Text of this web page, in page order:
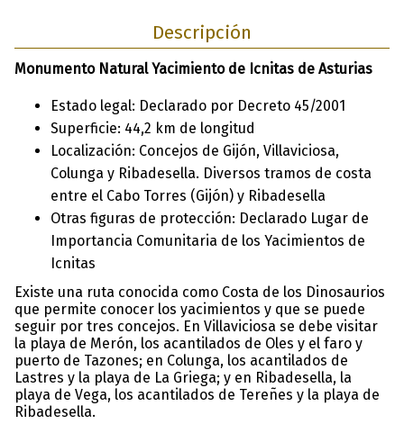
Descripción
Monumento Natural Yacimiento de Icnitas de Asturias
Estado legal: Declarado por Decreto 45/2001
Superficie: 44,2 km de longitud
Localización: Concejos de Gijón, Villaviciosa,
Colunga y Ribadesella. Diversos tramos de costa
entre el Cabo Torres (Gijón) y Ribadesella
Otras figuras de protección: Declarado Lugar de
Importancia Comunitaria de los Yacimientos de
Icnitas
Existe una ruta conocida como Costa de los Dinosaurios
que permite conocer los yacimientos y que se puede
seguir por tres concejos. En Villaviciosa se debe visitar
la playa de Merón, los acantilados de Oles y el faro y
puerto de Tazones; en Colunga, los acantilados de
Lastres y la playa de La Griega; y en Ribadesella, la
playa de Vega, los acantilados de Tereñes y la playa de
Ribadesella.